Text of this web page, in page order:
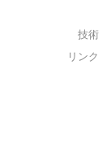
技術
リンク